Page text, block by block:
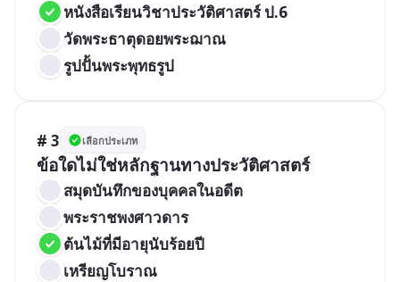
หนังสือเรียนวิชาประวัติศาสตร์ ป.6
วัดพระธาตุดอยพระฌาณ
รูปปั้นพระพุทธรูป
# 3 เลือกประเภท
ข้อใดไม่ใช่หลักฐานทางประวัติศาสตร์
สมุดบันทึกของบุคคลในอดีต
พระราชพงศาวดาร
ต้นไม้ที่มีอายุนับร้อยปี
เหรียญโบราณ